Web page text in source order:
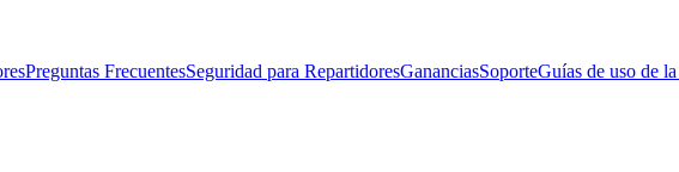
Preguntas FrecuentesSeguridad para RepartidoresGananciasSoporteGuías de uso de